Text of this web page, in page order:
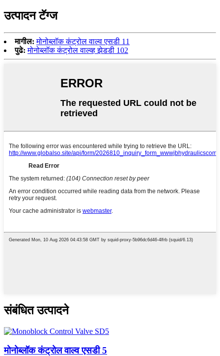
उत्पादन टॅग्ज
मागील: मोनोब्लॉक कंट्रोल वाल्व एसडी 11
पुढे: मोनोब्लॉक कंट्रोल वाल्व्ह झेडडी 102
संबंधित उत्पादने
मोनोब्लॉक कंट्रोल वाल्व एसडी 5